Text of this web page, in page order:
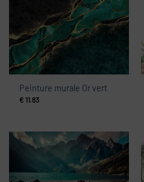
Peinture murale Or vert
€ 11.83